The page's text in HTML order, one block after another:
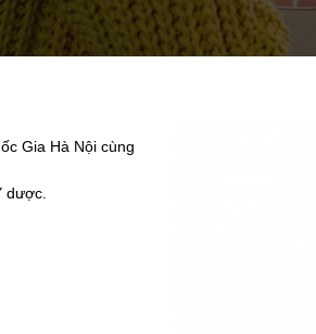
Gia Hà Nội cùng
dược.